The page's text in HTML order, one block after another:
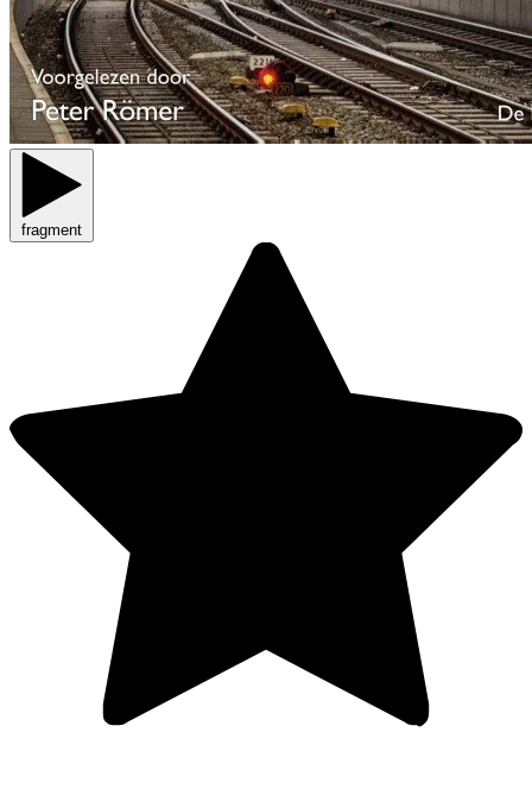
fragment